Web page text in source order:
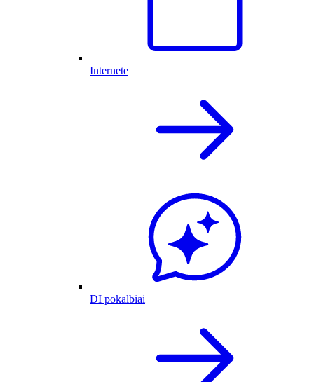
Internete
DI pokalbiai